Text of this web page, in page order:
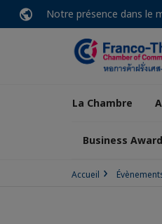
Notre présence dans le
La Chambre
Business
Accueil